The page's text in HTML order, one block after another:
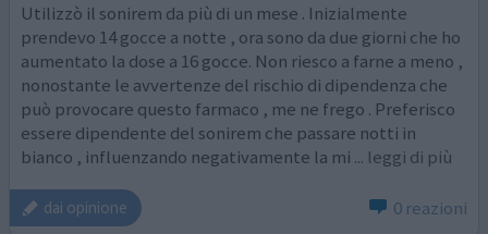
Utilizzò il sonirem da più di un mese . Inizialmente
prendevo 14 gocce a notte , ora sono da due giorni che ho
aumentato la dose a 16 gocce. Non riesco a farne a meno ,
nonostante le avvertenze del rischio di dipendenza che
può provocare questo farmaco , me ne frego . Preferisco
essere dipendente del sonirem che passare notti in
bianco , influenzando negativamente la mi ... leggi di più
dai opinione 0 reazioni